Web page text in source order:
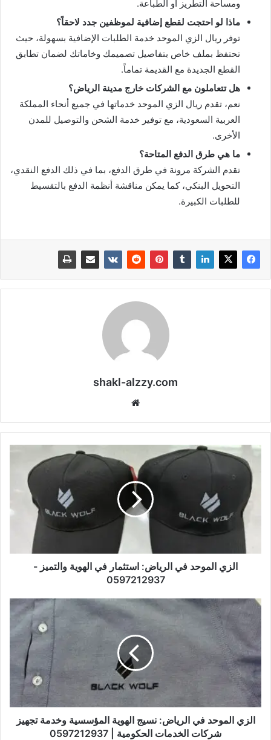
ومساحة التطريز أو الطباعة.
ماذا لو احتجت لقطع إضافية لموظفين جدد لاحقاً؟
توفر ريال الزي الموحد خدمة الطلبات الإضافية بسهولة، حيث
تحتفظ بملف خاص بتفاصيل تصميمك وخاماتك لضمان تطابق
القطع الجديدة مع القديمة تماماً.
هل تتعاملون مع الشركات خارج مدينة الرياض؟
نعم، تقدم ريال الزي الموحد خدماتها في جميع أنحاء المملكة
العربية السعودية، مع توفير خدمة الشحن والتوصيل للمدن
الأخرى.
ما هي طرق الدفع المتاحة؟
تقدم الشركة مرونة في طرق الدفع، بما في ذلك الدفع النقدي،
التحويل البنكي، كما يمكن مناقشة أنظمة الدفع بالتقسيط
للطلبات الكبيرة.
shakl-alzzy.com
الزي الموحد في الرياض: استثمار في الهوية والتميز -
0597212937
الزي الموحد في الرياض: نسيج الهوية المؤسسية وخدمة تجهيز
شركات الخدمات الحكومية | 0597212937